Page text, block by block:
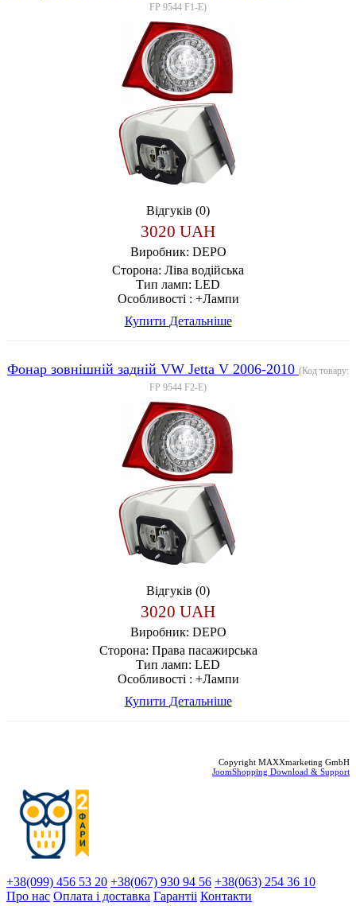
FP 9544 F1-E)
Відгуків (0)
3020 UAH
Виробник: DEPO
Сторона: Ліва водійська
Тип ламп: LED
Особливості : +Лампи
Купити Детальніше
Фонар зовнішній задній VW Jetta V 2006-2010 (Код товару:
FP 9544 F2-E)
Відгуків (0)
3020 UAH
Виробник: DEPO
Сторона: Права пасажирська
Тип ламп: LED
Особливості : +Лампи
Купити Детальніше
Copyright MAXXmarketing GmbH
JoomShopping Download & Support
+38(099) 456 53 20 +38(067) 930 94 56 +38(063) 254 36 10
Про нас Оплата і доставка Гарантіi Контакти